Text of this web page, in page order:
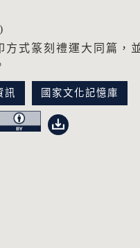
方式篆刻禮運大同篇，
訊 國家文化記憶庫